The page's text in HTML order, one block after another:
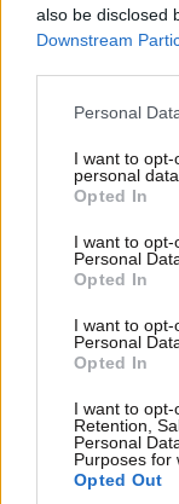
also be disclosed
Downstream
Please note that
not limited to
grant or deny
use your data for
consent section.
Personal
I want to
personal data.
Opted In
I want to
Personal
Opted In
I want to
Personal
Opted In
I want to opt-
Retention,
Personal
Purposes for
Opted Out
ΚΟΣΜΟΣ09·08·2026
που φέρεται
όρος Greek